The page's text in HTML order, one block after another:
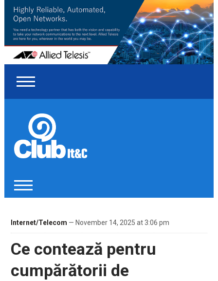
Internet/Telecom — November 14, 2025 at 3:06 pm
Ce contează pentru
cumpărătorii de